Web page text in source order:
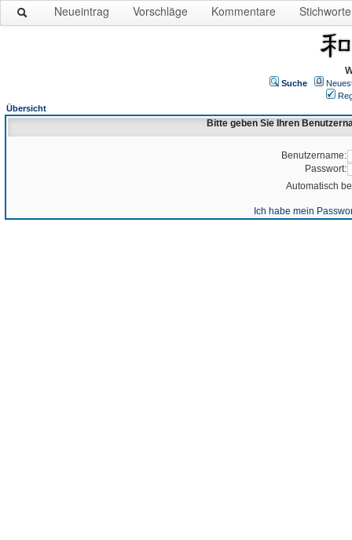
Neueintrag Vorschläge Kommentare Stichworte
Suche
Übersicht
Bitte geben Sie Ihren
Benutzername:
Passwort:
Automatisch
Ich habe mein